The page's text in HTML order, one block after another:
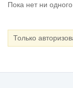
Пока нет ни
Только